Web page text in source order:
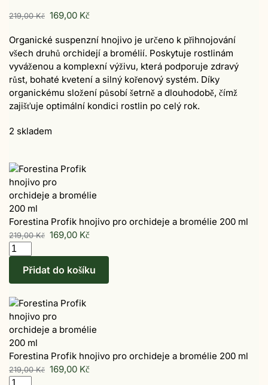
219,00Kč 169,00 Kč
Organické suspenzní hnojivo je určeno k přihnojování
všech druhů orchidejí a bromélií. Poskytuje rostlinám
vyváženou a komplexní výživu, která podporuje zdravý
růst, bohaté kvetení a silný kořenový systém. Díky
organickému složení působí šetrně a dlouhodobě, čímž
zajišťuje optimální kondici rostlin po celý rok.
2 skladem
Forestina Profik hnojivo pro orchideje a bromélie 200 ml
219,00Kč 169,00 Kč
Přidat do košíku
Forestina Profik hnojivo pro orchideje a bromélie 200 ml
219,00Kč 169,00 Kč